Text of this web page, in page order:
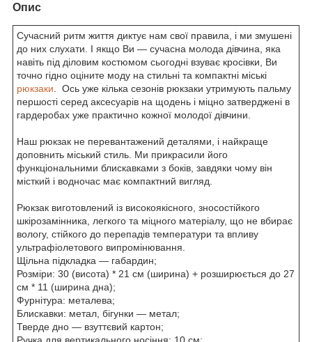
Опис
Сучасний ритм життя диктує нам свої правила, і ми змушені
до них слухати. І якщо Ви — сучасна молода дівчина, яка
навіть під діловим костюмом сьогодні взуває кросівки, Ви
точно гідно оціните моду на стильні та компактні міські
рюкзаки . Ось уже кілька сезонів рюкзаки утримують пальму
першості серед аксесуарів на щодень і міцно затверджені в
гардеробах уже практично кожної молодої дівчини.
Наш рюкзак не перевантажений деталями, і найкраще
доповнить міський стиль. Ми прикрасили його
функціональними блискавками з боків, завдяки чому він
місткий і водночас має компактний вигляд.
Рюкзак виготовлений із високоякісного, зносостійкого
шкірозамінника, легкого та міцного матеріалу, що не вбирає
вологу, стійкого до перепадів температури та впливу
ультрафіолетового випромінювання.
Щільна підкладка — габардин;
Розміри: 30 (висота) * 21 см (ширина) + розширюється до 27
см * 11 (ширина дна);
Фурнітура: металева;
Блискавки: метал, бігунки — метал;
Тверде дно — взуттєвий картон;
Ручка для вертикального носіння: 10 см;